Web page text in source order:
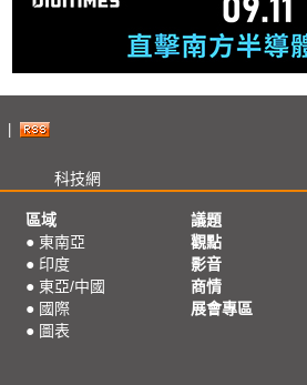
科技網
區域
● 東南亞
● 印度
● 東亞/中國
● 國際
● 圖表
議題
觀點
影音
商情
展會專區